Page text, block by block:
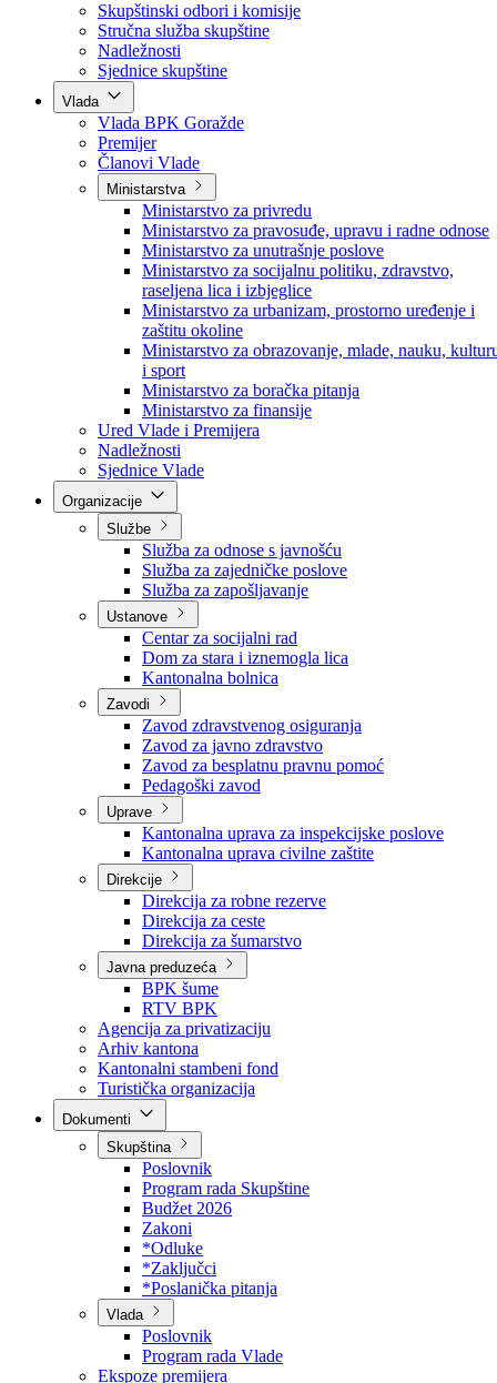
Poslanici po strankama
Poslanici po klubovima naroda
Kolegij skupštine
Skupštinski odbori i komisije
Stručna služba skupštine
Nadležnosti
Sjednice skupštine
Vlada
Vlada BPK Goražde
Premijer
Članovi Vlade
Ministarstva
Ministarstvo za privredu
Ministarstvo za pravosuđe, upravu i radne odnose
Ministarstvo za unutrašnje poslove
Ministarstvo za socijalnu politiku, zdravstvo,
raseljena lica i izbjeglice
Ministarstvo za urbanizam, prostorno uređenje i
zaštitu okoline
Ministarstvo za obrazovanje, mlade, nauku,
i sport
Ministarstvo za boračka pitanja
Ministarstvo za finansije
Ured Vlade i Premijera
Nadležnosti
Sjednice Vlade
Službe
Služba za odnose s javnošću
Služba za zajedničke poslove
Služba za zapošljavanje
Ustanove
Centar za socijalni rad
Dom za stara i iznemogla lica
Kantonalna bolnica
Zavodi
Zavod zdravstvenog osiguranja
Zavod za javno zdravstvo
Zavod za besplatnu pravnu pomoć
Pedagoški zavod
Uprave
Kantonalna uprava za inspekcijske poslove
Kantonalna uprava civilne zaštite
Direkcije
Direkcija za robne rezerve
Direkcija za ceste
Direkcija za šumarstvo
Javna preduzeća
BPK šume
RTV BPK
Agencija za privatizaciju
Arhiv kantona
Kantonalni stambeni fond
Turistička organizacija
Skupština
Poslovnik
Program rada Skupštine
Budžet 2026
Zakoni
*Odluke
*Zaključci
*Poslanička pitanja
Vlada